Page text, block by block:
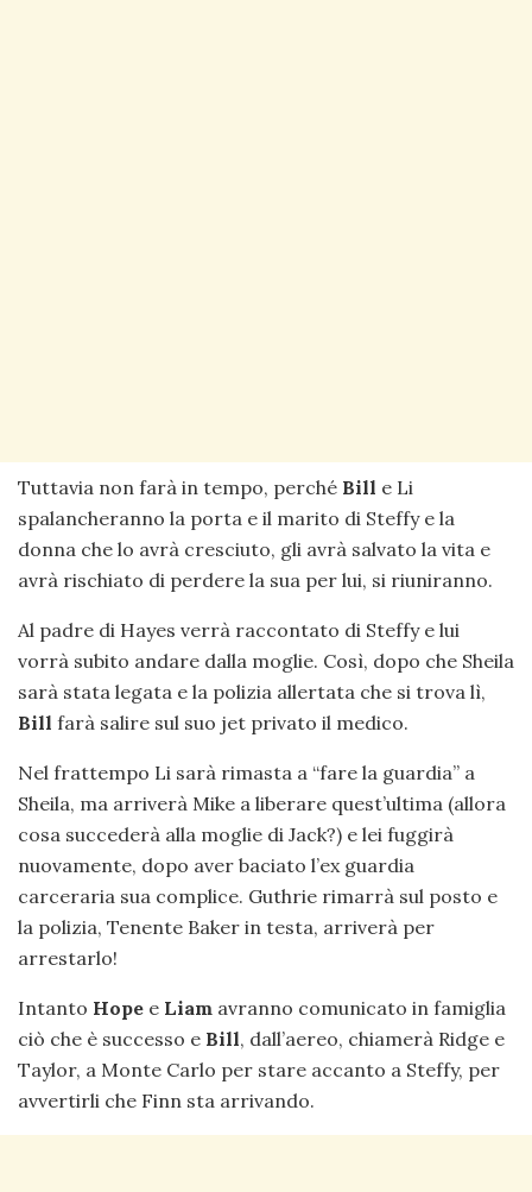
Tuttavia non farà in tempo, perché Bill e Li
spalancheranno la porta e il marito di Steffy e la
donna che lo avrà cresciuto, gli avrà salvato la vita e
avrà rischiato di perdere la sua per lui, si riuniranno.
Al padre di Hayes verrà raccontato di Steffy e lui
vorrà subito andare dalla moglie. Così, dopo che Sheila
sarà stata legata e la polizia allertata che si trova lì,
Bill farà salire sul suo jet privato il medico.
Nel frattempo Li sarà rimasta a “fare la guardia” a
Sheila, ma arriverà Mike a liberare quest’ultima (allora
cosa succederà alla moglie di Jack?) e lei fuggirà
nuovamente, dopo aver baciato l’ex guardia
carceraria sua complice. Guthrie rimarrà sul posto e
la polizia, Tenente Baker in testa, arriverà per
arrestarlo!
Intanto Hope e Liam avranno comunicato in famiglia
ciò che è successo e Bill, dall’aereo, chiamerà Ridge e
Taylor, a Monte Carlo per stare accanto a Steffy, per
avvertirli che Finn sta arrivando.